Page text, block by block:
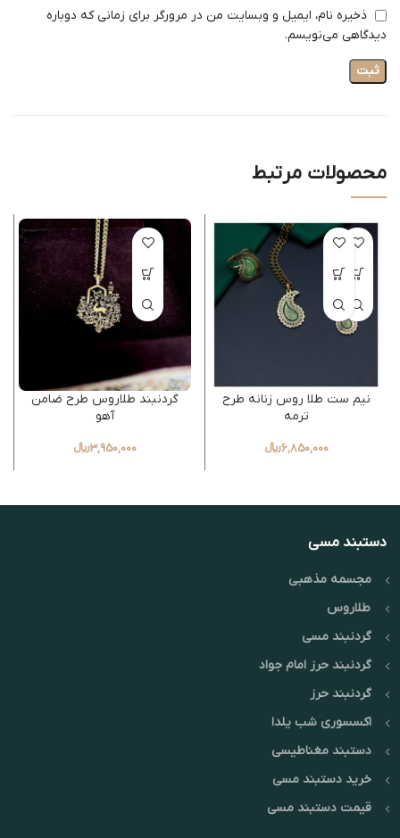
ذخیره نام، ایمیل و وبسایت من در مرورگر برای زمانی که دوباره
دیدگاهی می‌نویسم.
محصولات مرتبط
نیم ست طلا روس زنانه طرح
ترمه
6,850,000﷼
گردنبند طلاروس طرح ضامن
آهو
3,950,000﷼
دستبند مسی
مجسمه مذهبی
طلاروس
گردنبند مسی
گردنبند حرز امام جواد
گردنبند حرز
اکسسوری شب یلدا
دستبند مغناطیسی
خرید دستبند مسی
قیمت دستبند مسی